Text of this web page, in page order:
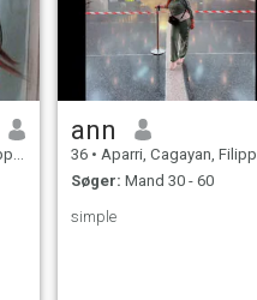
ann
36 • Aparri, Cagayan, Filippinerne
Søger: Mand 30 - 60
simple